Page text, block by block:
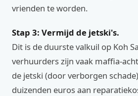
vrienden te worden.
Stap 3: Vermijd de jetski's.
Dit is de duurste valkuil op Koh
verhuurders zijn vaak maffia-
de jetski (door verborgen
duizenden euros aan